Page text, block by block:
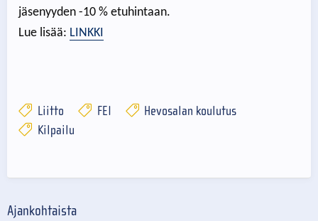
jäsenyyden -10 % etuhintaan.
Lue lisää: LINKKI
Liitto FEI
Hevosalan koulutus
Kilpailu
Ajankohtaista